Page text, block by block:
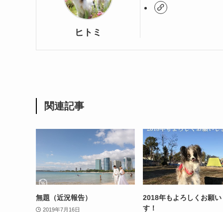
ヒトミ
関連記事
無題（近況報告）
2019年7月16日
2018年もよろしくお願い
す！